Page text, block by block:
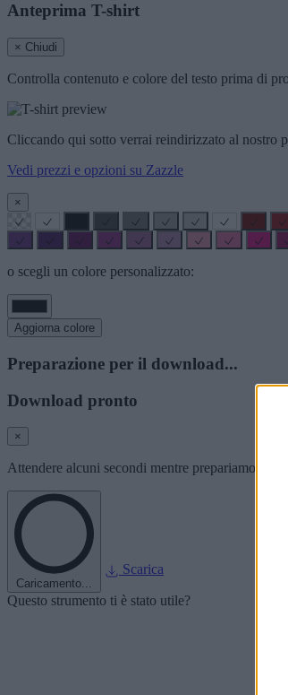
Anteprima T-shirt
× Chiudi
Controlla contenuto e colore del testo prima di
Cliccando qui sotto verrai reindirizzato al nostro
Vedi prezzi e opzioni su Zazzle
×
o scegli un colore personalizzato:
Aggiorna colore
Preparazione per il download...
Download pronto
×
Attendere alcuni secondi mentre prepariamo
Caricamento...
Scarica
Questo strumento ti è stato utile?